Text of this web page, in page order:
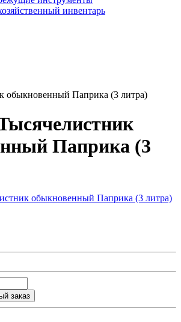
инвентарь
обыкновенный Паприка (3 литра)
Паприка (3
заказ